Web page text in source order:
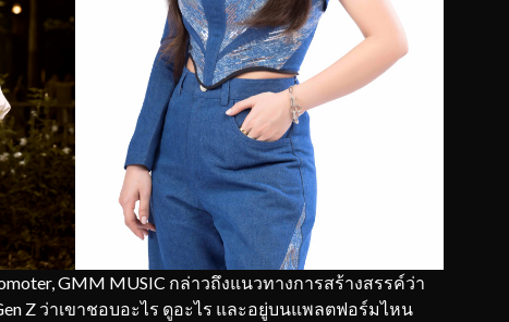
GMM MUSIC กล่าวถึงแนวทางการสร้างสรรค์ว่า
Z ว่าเขาชอบอะไร ดูอะไร และอยู่บนแพลตฟอร์มไหน